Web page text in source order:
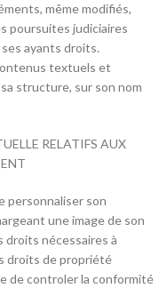
même modifiés,
poursuites judiciaires
ayants droits.
textuels et
structure, sur son nom
RELATIFS AUX
personnaliser son
une image de son
droits nécessaires à
droits de propriété
de controler la conformité